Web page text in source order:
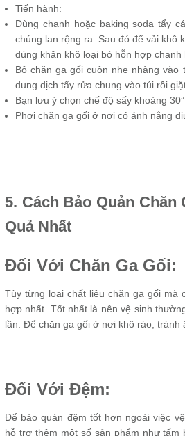
Tiến hành:
Dùng chanh hoặc baking soda tẩy
chúng lan rộng ra. Sau đó để vải khô
dùng khăn khô loại bỏ hỗn hợp chanh
Bỏ chăn ga gối cuộn nhẹ nhàng vào
dung dịch tẩy rửa chung vào túi rồi
Bạn lưu ý chọn chế độ sấy khoảng
Phơi chăn ga gối ở nơi có ánh nắng
5. Cách Bảo Quản Chăn
Quả Nhất
Đối Với Chăn Ga Gối:
Tùy từng loại chất liệu chăn ga gối mà
hợp nhất. Tốt nhất là nên vệ sinh
lần. Để chăn ga gối ở nơi khô ráo, tránh
Đối Với Đệm:
Để bảo quản đệm tốt hơn ngoài việc
hỗ trợ thêm một số sản phẩm như tấm